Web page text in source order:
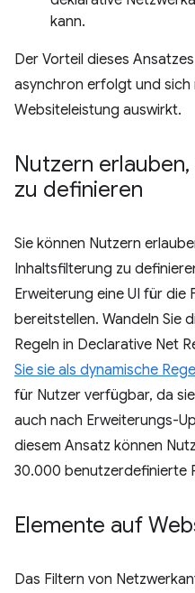
kann.
Der Vorteil dieses
asynchron erfolgt und
Websiteleistung auswirkt.
Nutzern erlauben,
zu definieren
Sie können Nutzern
Inhaltsfilterung zu
Erweiterung eine UI für die
bereitstellen. Wandeln Sie
Regeln in Declarative Net
Sie sie als dynamische
für Nutzer verfügbar, da
auch nach Erweiterungs-
diesem Ansatz können
30.000 benutzerdefinierte
Elemente auf
Das Filtern von